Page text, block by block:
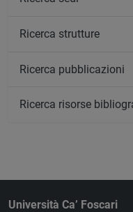
Ricerca strutture
Ricerca pubblicazioni
Ricerca risorse
Università Ca’ Foscari